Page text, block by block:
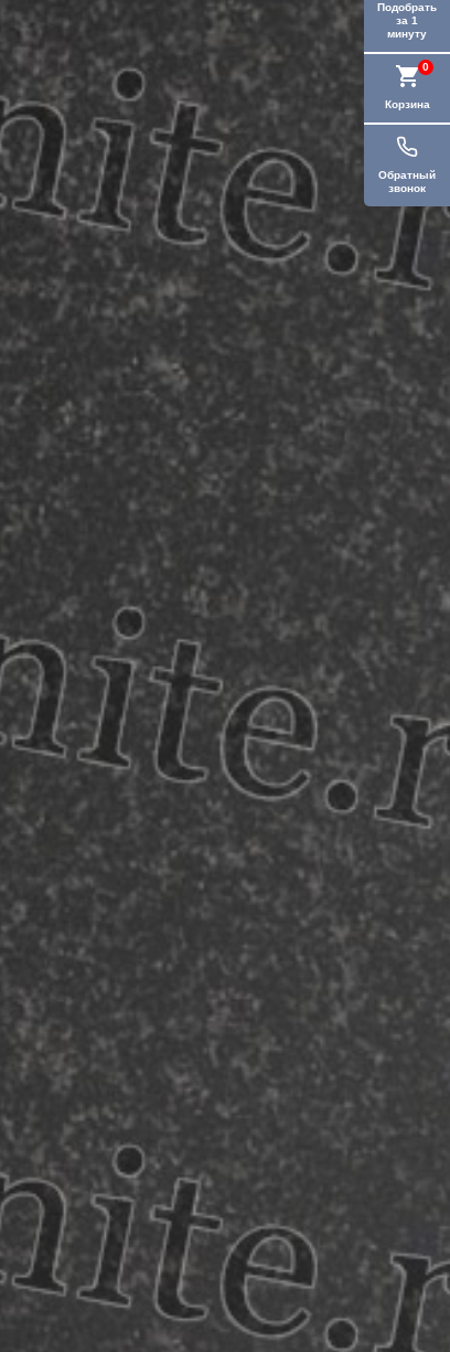
Подобрать
за 1
минуту
Корзина
0
Обратный
звонок